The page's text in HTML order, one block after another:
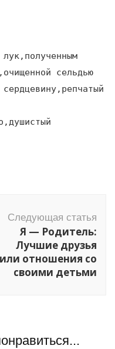
сельдью
Следующая статья
Я — Родитель:
Лучшие друзья
или отношения со
своими детьми